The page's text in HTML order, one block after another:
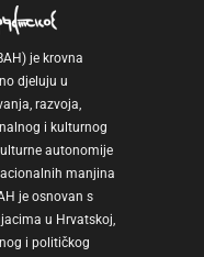
je krovna
djeluju u
razvoja,
i kulturnog
autonomije
manjina
je osnovan s
u Hrvatskoj,
i političkog